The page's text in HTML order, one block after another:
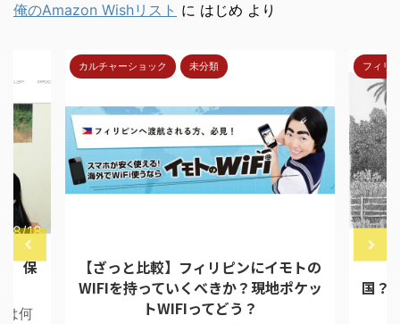
俺のAmazon Wishリスト に はじめ より
8/18
保
は何
カルチャーショック 未分類
【ざっと比較】フィリピンにイモトの
WIFIを持っていくべきか？現地ポケッ
トWIFIってどう？
フィリ
【
国？